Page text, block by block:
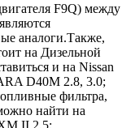
F9Q) между
аналоги.Также,
на Дизельной
и на Nissan
D40M 2.8, 3.0;
фильтра,
найти на
II 2.5;